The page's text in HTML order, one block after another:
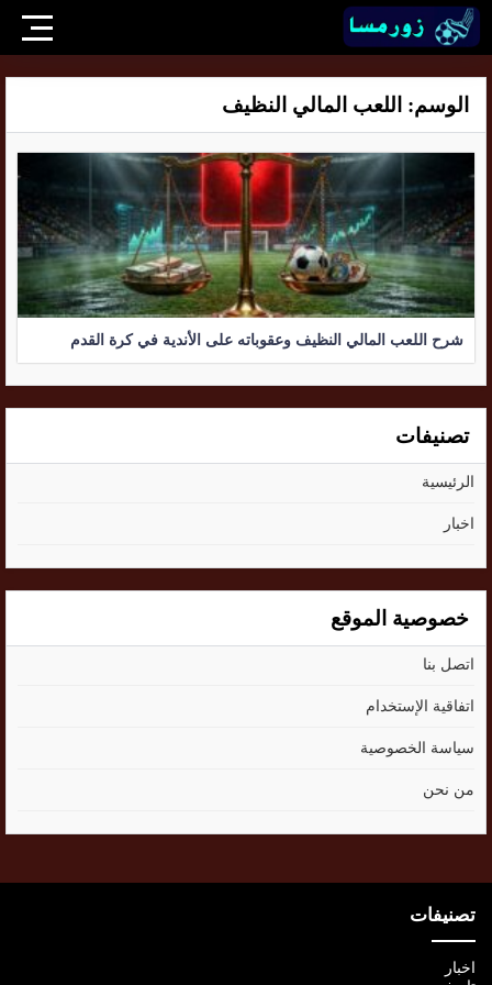
الوسم: اللعب المالي النظيف
شرح اللعب المالي النظيف وعقوباته على الأندية في كرة القدم
تصنيفات
الرئيسية
اخبار
خصوصية الموقع
اتصل بنا
اتفاقية الإستخدام
سياسة الخصوصية
من نحن
تصنيفات
اخبار